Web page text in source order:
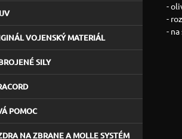
-
-
-
VOJENSKÝ MATERIÁL
SILY
POMOC
NA ZBRANE A MOLLE SYSTÉM